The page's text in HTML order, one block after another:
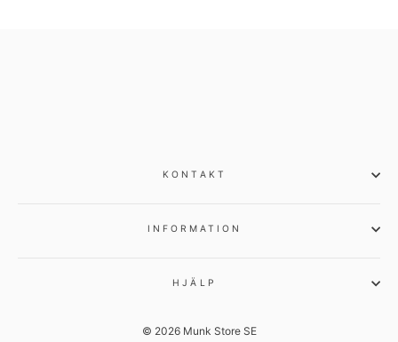
KONTAKT
INFORMATION
HJÄLP
© 2026 Munk Store SE